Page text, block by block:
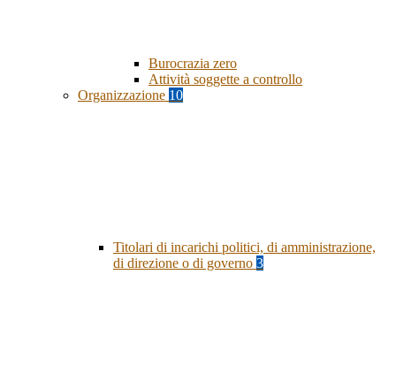
Burocrazia zero
Attività soggette a controllo
Organizzazione 10
Titolari di incarichi politici, di amministrazione,
di direzione o di governo 3